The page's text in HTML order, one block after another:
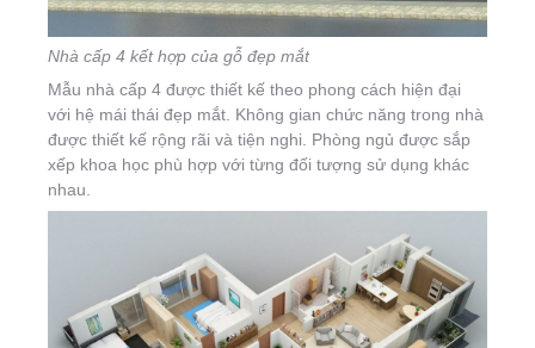
Nhà cấp 4 kết hợp của gỗ đẹp mắt
Mẫu nhà cấp 4 được thiết kế theo phong cách hiện đại
với hệ mái thái đẹp mắt. Không gian chức năng trong nhà
được thiết kế rộng rãi và tiện nghi. Phòng ngủ được sắp
xếp khoa học phù hợp với từng đối tượng sử dụng khác
nhau.